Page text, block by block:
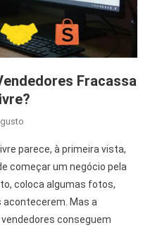
Fracassa
parece, à primeira vista,
começar um negócio pela
coloca algumas fotos,
acontecerem. Mas a
conseguem